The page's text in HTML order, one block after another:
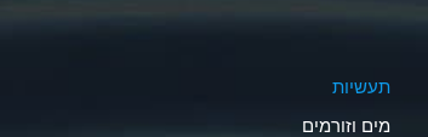
Bתעשיות
מים וזורמים